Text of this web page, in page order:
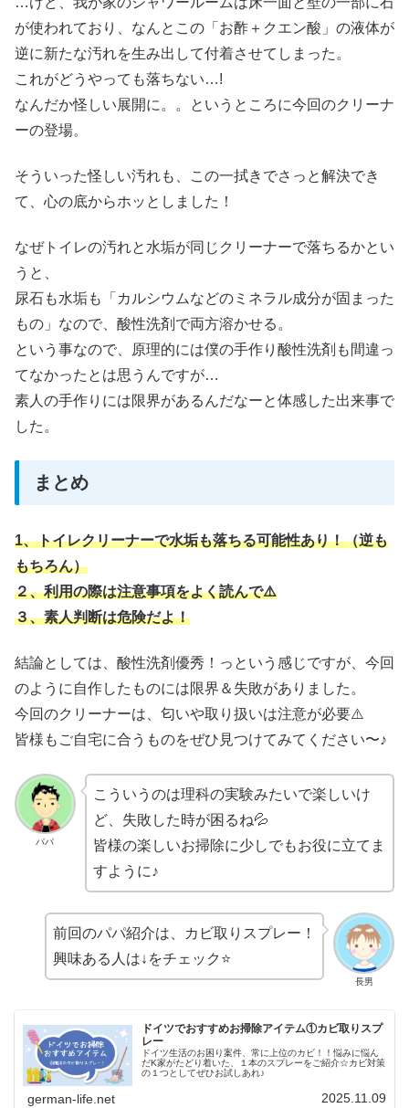
が使われており、なんとこの「お酢＋クエン酸」の液体が
逆に新たな汚れを生み出して付着させてしまった。
これがどうやっても落ちない…!
なんだか怪しい展開に。。というところに今回のクリーナ
ーの登場。
そういった怪しい汚れも、この一拭きでさっと解決でき
て、心の底からホッとしました！
なぜトイレの汚れと水垢が同じクリーナーで落ちるかとい
うと、
尿石も水垢も「カルシウムなどのミネラル成分が固まった
もの」なので、酸性洗剤で両方溶かせる。
という事なので、原理的には僕の手作り酸性洗剤も間違っ
てなかったとは思うんですが…
素人の手作りには限界があるんだなーと体感した出来事で
した。
まとめ
1、トイレクリーナーで水垢も落ちる可能性あり！（逆も
もちろん）
２、利用の際は注意事項をよく読んで⚠️
３、素人判断は危険だよ！
結論としては、酸性洗剤優秀！っという感じですが、今回
のように自作したものには限界＆失敗がありました。
今回のクリーナーは、匂いや取り扱いは注意が必要⚠️
皆様もご自宅に合うものをぜひ見つけてみてください〜♪
パパ
こういうのは理科の実験みたいで楽しいけ
ど、失敗した時が困るね💦
皆様の楽しいお掃除に少しでもお役に立てま
すように♪
長男
前回のパパ紹介は、カビ取りスプレー！
興味ある人は↓をチェック⭐️
ドイツでおすすめお掃除アイテム①カビ取りスプ
レー
ドイツ生活のお困り案件、常に上位のカビ！！悩みに悩ん
だK家がたどり着いた、１本のスプレーをご紹介☆カビ対策
の１つとしてぜひお試しあれ♪
german-life.net 2025.11.09